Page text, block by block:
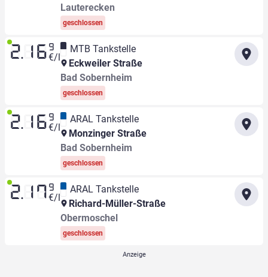
Lauterecken
geschlossen
2.16 9
€/l
MTB Tankstelle
Eckweiler Straße
Bad Sobernheim
geschlossen
2.16 9
€/l
ARAL Tankstelle
Monzinger Straße
Bad Sobernheim
geschlossen
2.17 9
€/l
ARAL Tankstelle
Richard-Müller-Straße
Obermoschel
geschlossen